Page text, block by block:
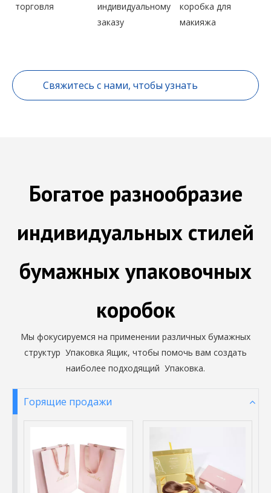
торговля
индивидуальному
заказу
коробка для
макияжа
Свяжитесь с нами, чтобы узнать
Богатое разнообразие
индивидуальных стилей
бумажных упаковочных
коробок
Мы фокусируемся на применении различных бумажных
структур Упаковка Ящик, чтобы помочь вам создать
наиболее подходящий Упаковка.
Горящие продажи